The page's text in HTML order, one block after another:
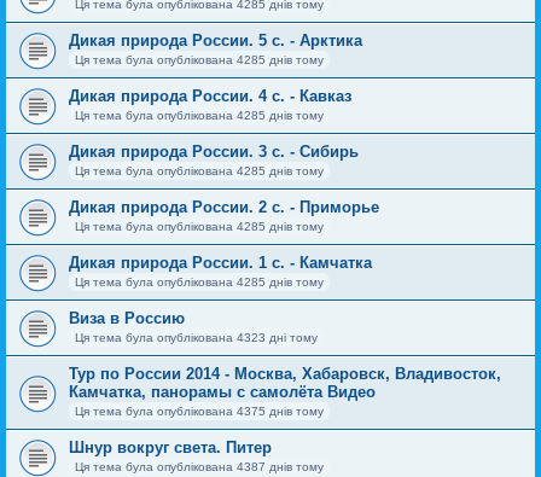
Ця тема була опублікована 4285 днів тому
Дикая природа России. 5 с. - Арктика
Ця тема була опублікована 4285 днів тому
Дикая природа России. 4 с. - Кавказ
Ця тема була опублікована 4285 днів тому
Дикая природа России. 3 с. - Сибирь
Ця тема була опублікована 4285 днів тому
Дикая природа России. 2 с. - Приморье
Ця тема була опублікована 4285 днів тому
Дикая природа России. 1 с. - Камчатка
Ця тема була опублікована 4285 днів тому
Виза в Россию
Ця тема була опублікована 4323 дні тому
Тур по России 2014 - Москва, Хабаровск, Владивосток,
Камчатка, панорамы с самолёта Видео
Ця тема була опублікована 4375 днів тому
Шнур вокруг света. Питер
Ця тема була опублікована 4387 днів тому